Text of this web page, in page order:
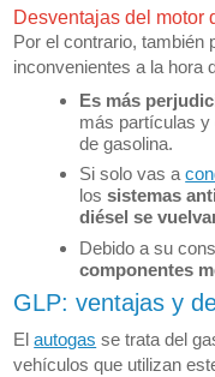
Desventajas del motor
Por el contrario, también
inconvenientes a la hora
Es más
más partículas y
de gasolina.
Si solo vas a
los sistemas
diésel se
Debido a su
componentes
GLP: ventajas y
Elautogas se trata del
vehículos que utilizan